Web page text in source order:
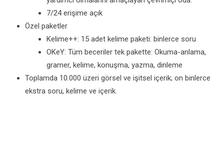
7/24 erişime açık
Özel paketler
Kelime++: 15 adet kelime paketi: binlerce soru
OKeY: Tüm beceriler tek pakette: Okuma-anlama,
gramer, kelime, konuşma, yazma, dinleme
Toplamda 10.000 üzeri görsel ve işitsel içerik; on binlerce
ekstra soru, kelime ve içerik.